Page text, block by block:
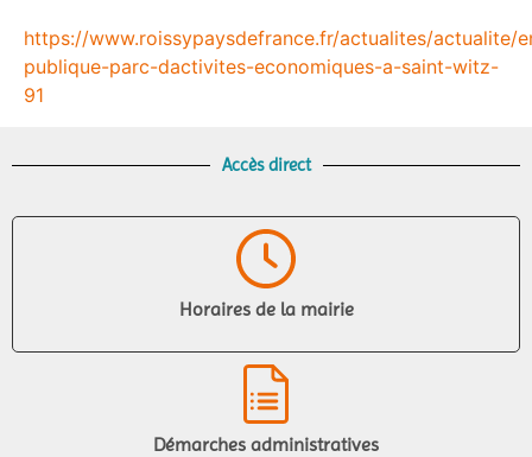
https://www.roissypaysdefrance.fr/actualites/actualite/
publique-parc-dactivites-economiques-a-saint-witz-
91
Accès direct
Horaires de la mairie
Démarches administratives